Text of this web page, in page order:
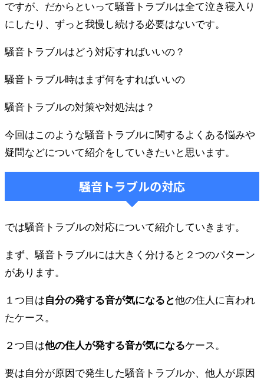
ですが、だからといって騒音トラブルは全て泣き寝入り
にしたり、ずっと我慢し続ける必要はないです。
騒音トラブルはどう対応すればいいの？
騒音トラブル時はまず何をすればいいの
騒音トラブルの対策や対処法は？
今回はこのような騒音トラブルに関するよくある悩みや
疑問などについて紹介をしていきたいと思います。
騒音トラブルの対応
では騒音トラブルの対応について紹介していきます。
まず、騒音トラブルには大きく分けると２つのパターン
があります。
１つ目は自分の発する音が気になると他の住人に言われ
たケース。
２つ目は他の住人が発する音が気になるケース。
要は自分が原因で発生した騒音トラブルか、他人が原因